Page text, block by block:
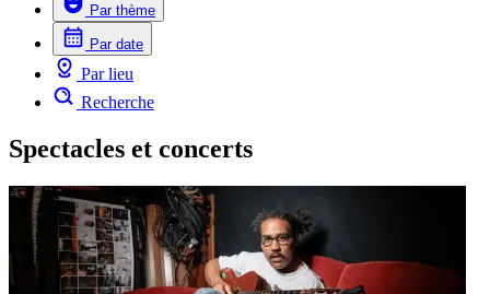
Par thème
Par date
Par lieu
Recherche
Spectacles et concerts